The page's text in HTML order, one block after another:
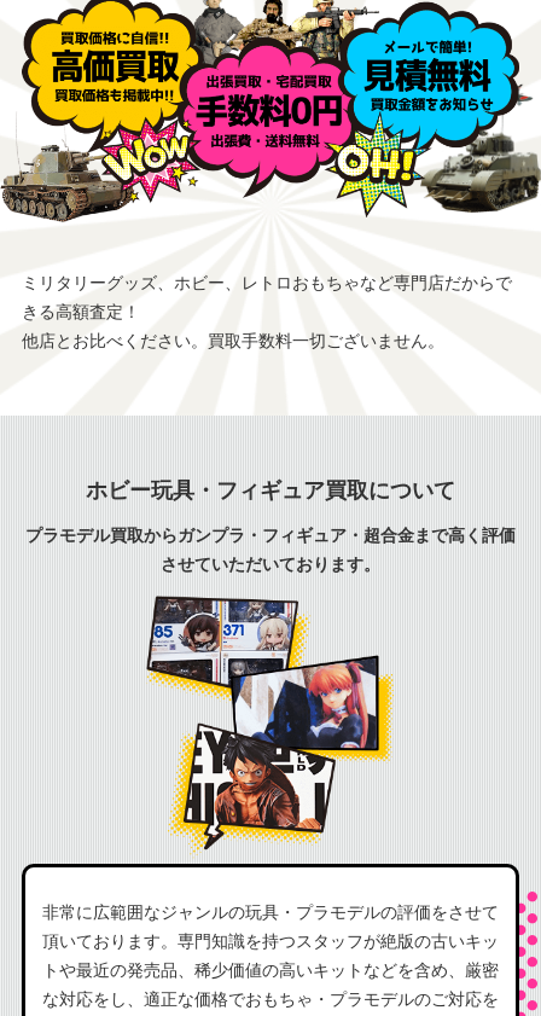
ミリタリーグッズ、ホビー、レトロおもちゃなど専門店だからで
きる高額査定！
他店とお比べください。買取手数料一切ございません。
ホビー玩具・フィギュア買取について
プラモデル買取からガンプラ・フィギュア・超合金まで高く評価
させていただいております。
非常に広範囲なジャンルの玩具・プラモデルの評価をさせて
頂いております。専門知識を持つスタッフが絶版の古いキッ
トや最近の発売品、稀少価値の高いキットなどを含め、厳密
な対応をし、適正な価格でおもちゃ・プラモデルのご対応を